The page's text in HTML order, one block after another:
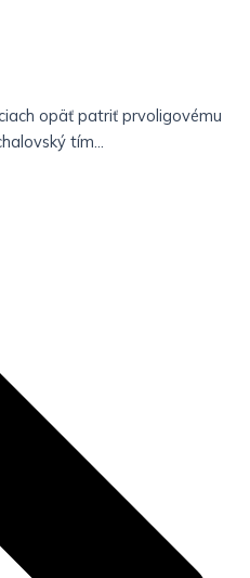
opäť patriť prvoligovému
tím...